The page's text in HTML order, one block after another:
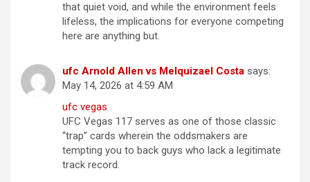
that quiet void, and while the environment feels
lifeless, the implications for everyone competing
here are anything but.
ufc Arnold Allen vs Melquizael Costa says:
May 14, 2026 at 4:59 AM
ufc vegas
UFC Vegas 117 serves as one of those classic
“trap” cards wherein the oddsmakers are
tempting you to back guys who lack a legitimate
track record.